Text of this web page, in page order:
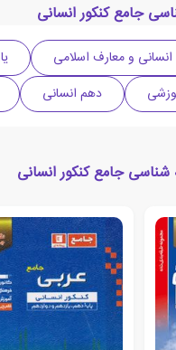
جامع کنکور انسانی
و معارف اسلامی
دهم انسانی
جامع کنکور انسانی